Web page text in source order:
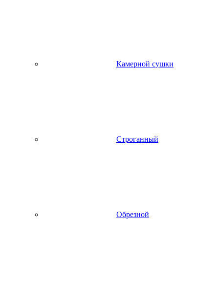
Камерной сушки
Строганный
Обрезной